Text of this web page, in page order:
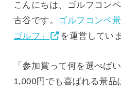
こんにちは、ゴルフコン
古谷です。 ゴルフコンペ
ゴルフ」
を運営してい
「参加賞って何を選べば
1,000円でも喜ばれる景品